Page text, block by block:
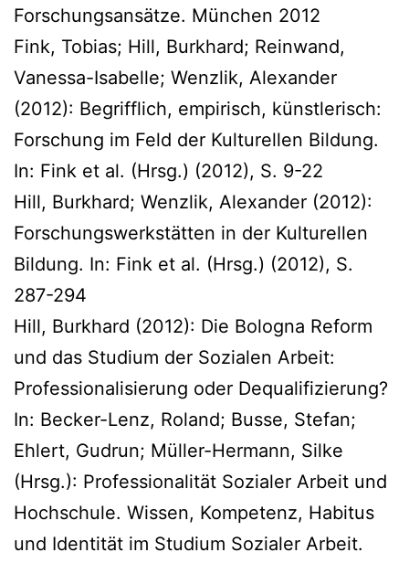
Forschungsansätze. München 2012
Fink, Tobias; Hill, Burkhard; Reinwand,
Vanessa-Isabelle; Wenzlik, Alexander
(2012): Begrifflich, empirisch, künstlerisch:
Forschung im Feld der Kulturellen Bildung.
In: Fink et al. (Hrsg.) (2012), S. 9-22
Hill, Burkhard; Wenzlik, Alexander (2012):
Forschungswerkstätten in der Kulturellen
Bildung. In: Fink et al. (Hrsg.) (2012), S.
287-294
Hill, Burkhard (2012): Die Bologna Reform
und das Studium der Sozialen Arbeit:
Professionalisierung oder Dequalifizierung?
In: Becker-Lenz, Roland; Busse, Stefan;
Ehlert, Gudrun; Müller-Hermann, Silke
(Hrsg.): Professionalität Sozialer Arbeit und
Hochschule. Wissen, Kompetenz, Habitus
und Identität im Studium Sozialer Arbeit.